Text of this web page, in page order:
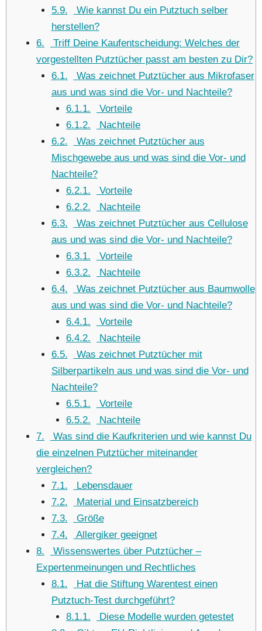
5.9
Wie kannst Du ein Putztuch selber
herstellen?
6
Triff Deine Kaufentscheidung: Welches der
vorgestellten Putztücher passt am besten zu Dir?
6.1
Was zeichnet Putztücher aus Mikrofaser
aus und was sind die Vor- und Nachteile?
6.1.1
Vorteile
6.1.2
Nachteile
6.2
Was zeichnet Putztücher aus
Mischgewebe aus und was sind die Vor- und
Nachteile?
6.2.1
Vorteile
6.2.2
Nachteile
6.3
Was zeichnet Putztücher aus Cellulose
aus und was sind die Vor- und Nachteile?
6.3.1
Vorteile
6.3.2
Nachteile
6.4
Was zeichnet Putztücher aus Baumwolle
aus und was sind die Vor- und Nachteile?
6.4.1
Vorteile
6.4.2
Nachteile
6.5
Was zeichnet Putztücher mit
Silberpartikeln aus und was sind die Vor- und
Nachteile?
6.5.1
Vorteile
6.5.2
Nachteile
7
Was sind die Kaufkriterien und wie kannst Du
die einzelnen Putztücher miteinander
vergleichen?
7.1
Lebensdauer
7.2
Material und Einsatzbereich
7.3
Größe
7.4
Allergiker geeignet
8
Wissenswertes über Putztücher –
Expertenmeinungen und Rechtliches
8.1
Hat die Stiftung Warentest einen
Putztuch-Test durchgeführt?
8.1.1
Diese Modelle wurden getestet